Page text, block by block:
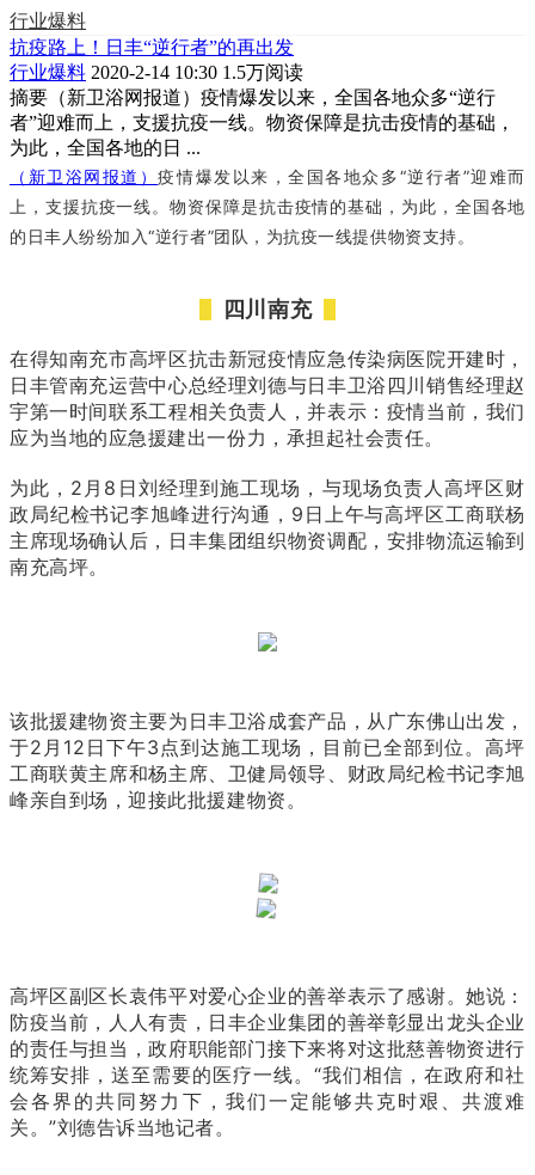
行业爆料
抗疫路上！日丰“逆行者”的再出发
行业爆料 2020-2-14 10:30 1.5万阅读
摘要 （新卫浴网报道）疫情爆发以来，全国各地众多“逆行
者”迎难而上，支援抗疫一线。物资保障是抗击疫情的基础，
为此，全国各地的日 ...
（新卫浴网报道）疫情爆发以来，全国各地众多“逆行者”迎难而
上，支援抗疫一线。物资保障是抗击疫情的基础，为此，全国各地
的日丰人纷纷加入“逆行者”团队，为抗疫一线提供物资支持。
四川南充
在得知南充市高坪区抗击新冠疫情应急传染病医院开建时，
日丰管南充运营中心总经理刘德与日丰卫浴四川销售经理赵
宇第一时间联系工程相关负责人，并表示：疫情当前，我们
应为当地的应急援建出一份力，承担起社会责任。
为此，2月8日刘经理到施工现场，与现场负责人高坪区财
政局纪检书记李旭峰进行沟通，9日上午与高坪区工商联杨
主席现场确认后，日丰集团组织物资调配，安排物流运输到
南充高坪。
该批援建物资主要为日丰卫浴成套产品，从广东佛山出发，
于2月12日下午3点到达施工现场，目前已全部到位。高坪
工商联黄主席和杨主席、卫健局领导、财政局纪检书记李旭
峰亲自到场，迎接此批援建物资。
高坪区副区长袁伟平对爱心企业的善举表示了感谢。她说：
防疫当前，人人有责，日丰企业集团的善举彰显出龙头企业
的责任与担当，政府职能部门接下来将对这批慈善物资进行
统筹安排，送至需要的医疗一线。“我们相信，在政府和社
会各界的共同努力下，我们一定能够共克时艰、共渡难
关。”刘德告诉当地记者。